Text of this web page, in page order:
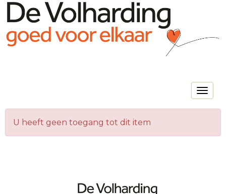
Toggle
U heeft geen toegang tot dit item